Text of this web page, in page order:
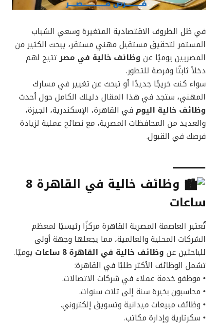
في ظل الظروف الاقتصادية المتغيرة وسعي الشباب
المستمر لتحقيق مستقبل مهني مستقر، يبحث الكثير من
المصريين يوميًا عن وظائف خالية في مصرتتيح لهم
دخلاً ثابتًا وفرصة للتطور.
سواء كنت خريجًا جديدًا أو تبحث عن تغيير في مسارك
المهني، ستجد في هذا المقال دليلك الكامل حول أحدث
وظائف خالية اليوم في القاهرة، الإسكندرية، الجيزة،
والعديد من المحافظات المصرية، مع نصائح عملية لزيادة
فرصك في القبول.
⸻
وظائف خالية في القاهرة 8
ساعات
تُعتبر العاصمة المصرية القاهرة مركزًا رئيسيًا لمعظم
الشركات المحلية والعالمية، مما يجعلها وجهة أولى
للباحثين عن وظائف خالية في القاهرة 8 ساعات
يوميًا.
تشمل الوظائف الأكثر طلبًا في القاهرة:
• موظفو خدمة عملاء في شركات الاتصالات.
• محاسبون بخبرة سنة إلى ثلاث سنوات.
• وظائف مبيعات ميدانية وتسويق إلكتروني.
• سكرتارية وإدارة مكاتب.